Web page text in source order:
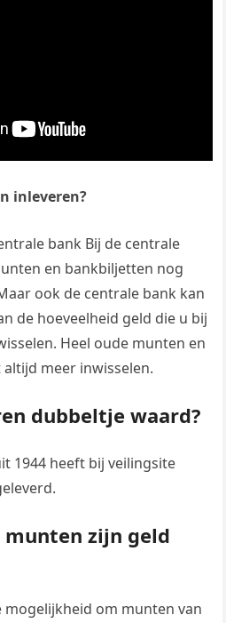
inleveren?
bank Bij de centrale
en bankbiljetten nog
ook de centrale bank kan
de hoeveelheid geld die u bij
Heel oude munten en
meer inwisselen.
dubbeltje waard?
1944 heeft bij veilingsite
munten zijn geld
mogelijkheid om munten van